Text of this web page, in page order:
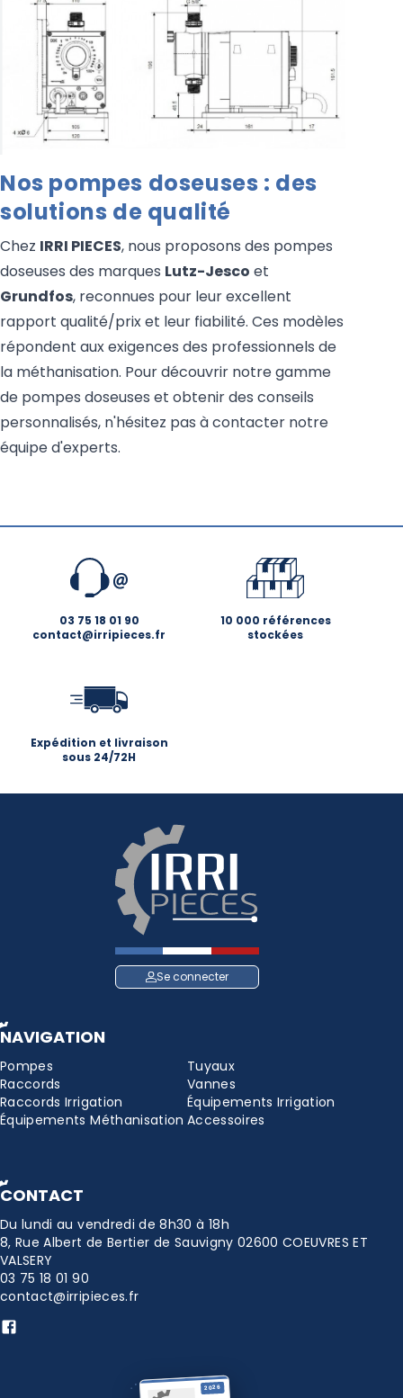
Nos pompes doseuses : des
solutions de qualité
Chez IRRI PIECES, nous proposons des pompes
doseuses des marques Lutz-Jesco et
Grundfos, reconnues pour leur excellent
rapport qualité/prix et leur fiabilité. Ces modèles
répondent aux exigences des professionnels de
la méthanisation. Pour découvrir notre gamme
de pompes doseuses et obtenir des conseils
personnalisés, n'hésitez pas à contacter notre
équipe d'experts.
03 75 18 01 90
contact@irripieces.fr
10 000 références
stockées
Expédition et livraison
sous 24/72H
Se connecter
NAVIGATION
Pompes
Tuyaux
Raccords
Vannes
Raccords Irrigation
Équipements Irrigation
Équipements Méthanisation Accessoires
CONTACT
Du lundi au vendredi de 8h30 à 18h
8, Rue Albert de Bertier de Sauvigny 02600 COEUVRES ET
VALSERY
03 75 18 01 90
contact@irripieces.fr
2026